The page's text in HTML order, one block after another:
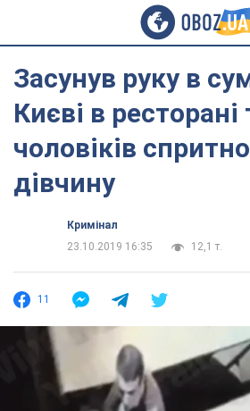
Засунув руку в
Києві в ресторані
чоловіків
дівчину
Кримінал
23.10.2019 16:35
12,1 т.
11